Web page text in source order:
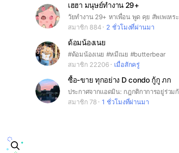
เฮฮา มนุษย์ทำงาน 29+
วัยทำงาน 29+ หาเพื่อน พูด คุย สัพเพเหระ
สมาชิก 884
2 ชั่วโมงที่ผ่านมา
ด้อมน้องเนย
#ด้อมน้องเนย #หมีเนย #butterbear
สมาชิก 22206
เมื่อสักครู่
ซื้อ-ขาย ทุกอย่าง D condo กู้กู ภก
สมาชิก 78
1 ชั่วโมงที่ผ่านมา